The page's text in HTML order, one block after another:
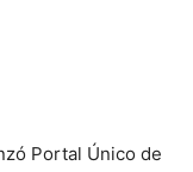
Portal Único de